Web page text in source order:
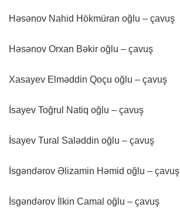
Həsənov Nahid Hökmüran oğlu – çavuş
Həsənov Orxan Bəkir oğlu – çavuş
Xasayev Elməddin Qoçu oğlu – çavuş
İsayev Toğrul Natiq oğlu – çavuş
İsayev Tural Saləddin oğlu – çavuş
İsgəndərov Əlizamin Həmid oğlu – çavuş
İsgəndərov İlkin Camal oğlu – çavuş